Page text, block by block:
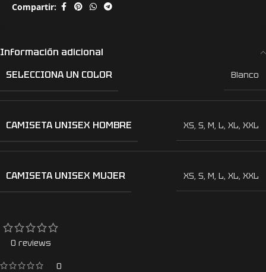
Compartir:
Información adicional
SELECCIONA UN COLOR
Blanco
CAMISETA UNISEX HOMBRE XS, S, M, L, XL, XXL
CAMISETA UNISEX MUJER XS, S, M, L, XL, XXL
0 reviews
0